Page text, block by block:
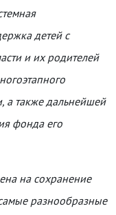
детей с
и их родителей
а также дальнейшей
фонда его
на сохранение
разнообразные